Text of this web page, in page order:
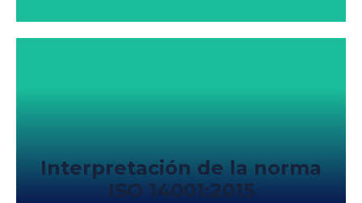
Interpretación de la norma
ISO 14001:2015